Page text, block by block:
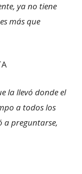
ya no tiene
más que
la llevó donde el
a todos los
a preguntarse,